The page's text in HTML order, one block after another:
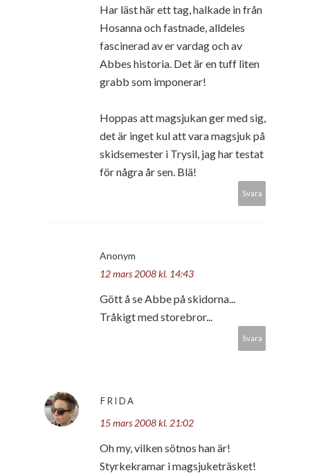
Har läst här ett tag, halkade in från
Hosanna och fastnade, alldeles
fascinerad av er vardag och av
Abbes historia. Det är en tuff liten
grabb som imponerar!
Hoppas att magsjukan ger med sig,
det är inget kul att vara magsjuk på
skidsemester i Trysil, jag har testat
för några år sen. Blä!
Svara
Anonym
12 mars 2008 kl. 14:43
Gött å se Abbe på skidorna...
Tråkigt med storebror...
Svara
FRIDA
15 mars 2008 kl. 21:02
Oh my, vilken sötnos han är!
Styrkekramar i magsjuketräsket!